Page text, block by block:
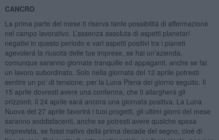
CANCRO
La prima parte del mese ti riserva tante possibilitá di affermazione
nel campo lavorativo. L’assenza assoluta di aspetti planetari
negativi in questo periodo e vari aspetti positivi tra i pianeti
agevolerá la riuscita delle tue imprese, se hai un’azienda,
comunque saranno giornate tranquille ed appaganti, anche se fai
un lavoro subordinato. Solo nella giornata del 12 aprile potresti
sentire un po’ di tensione, per la Luna Piena del giorno seguito. Il
15 aprile dovresti avere una conferma, che ti allargherá gli
orizzonti. Il 24 aprile sará ancora una giornata positiva. La Luna
Nuova del 27 aprile favorirá i tuoi progetti, gli ultimi giorni del mese
saranno soddisfacenti, anche se potresti avere qualche spesa
imprevista, se fossi nativo della prima decade del segno, cioé di